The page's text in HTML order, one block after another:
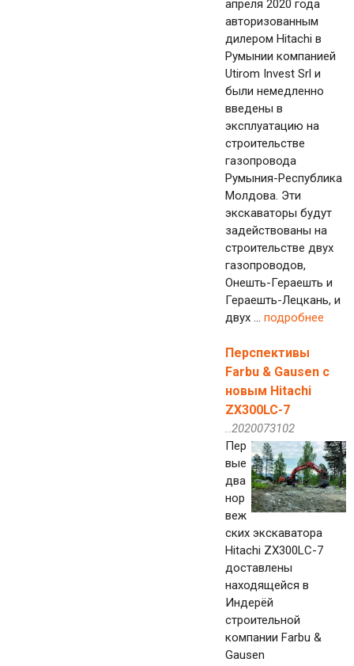
апреля 2020 года
авторизованным
дилером Hitachi в
Румынии компанией
Utirom Invest Srl и
были немедленно
введены в
эксплуатацию на
строительстве
газопровода
Румыния-Республика
Молдова. Эти
экскаваторы будут
задействованы на
строительстве двух
газопроводов,
Онешть-Гераешть и
Гераешть-Лецкань, и
двух ... подробнее
Перспективы
Farbu & Gausen с
новым Hitachi
ZX300LC-7
..2020073102
Пер
вые
два
нор
веж
ских экскаватора
Hitachi ZX300LC-7
доставлены
находящейся в
Индерёй
строительной
компании Farbu &
Gausen